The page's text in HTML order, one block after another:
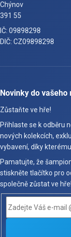
Chýnov
391 55
IČ: 09898298
DIČ: CZ09898298
Novinky do vašeho
Zůstaňte ve hře!
Přihlaste se k odběru
nových kolekcích,
vybavení, díky
Pamatujte, že
stiskněte tlačítko pro
společně zůstat ve hře!